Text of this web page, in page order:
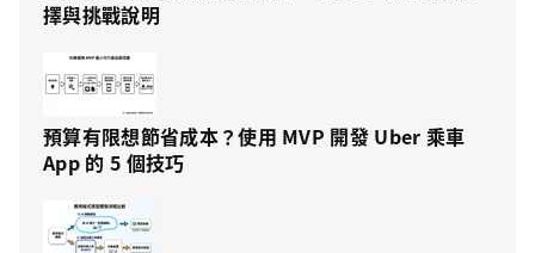
擇與挑戰說明
預算有限想節省成本？使用 MVP 開發 Uber 乘車
App 的 5 個技巧